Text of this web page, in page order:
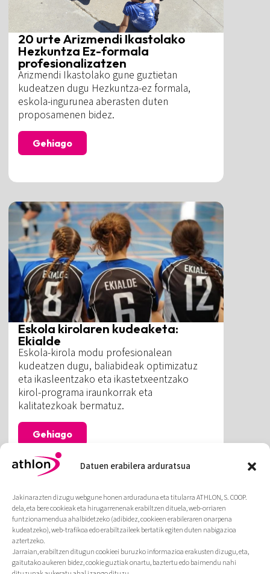
Datuen erabilera arduratsua
Jakinarazten dizugu webgune honen arduraduna eta titularra ATHLON, S. COOP.
dela, eta bere cookieak eta hirugarrenenak erabiltzen dituela, web-orriaren
funtzionamendua ahalbidetzeko (adibidez, cookieen erabileraren onarpena
kudeatzeko), web-trafikoa edo erabiltzaileek bertatik egiten duten nabigazioa
aztertzeko.
Jarraian, erabiltzen ditugun cookieei buruzko informazioa erakusten dizugu, eta,
gaitutako aukeren bidez, cookie guztiak onartu, baztertu edo baimendu nahi
20 urte Arizmendi Ikastolako
Hezkuntza Ez-formala
profesionalizatzen
Arizmendi Ikastolako gune guztietan
kudeatzen dugu Hezkuntza-ez formala,
eskola-ingurunea aberasten duten
proposamenen bidez.
Gehiago
Eskola kirolaren kudeaketa:
Ekialde
Eskola-kirola modu profesionalean
kudeatzen dugu, baliabideak optimizatuz
eta ikasleentzako eta ikastetxeentzako
kirol-programa iraunkorrak eta
kalitatezkoak bermatuz.
Gehiago